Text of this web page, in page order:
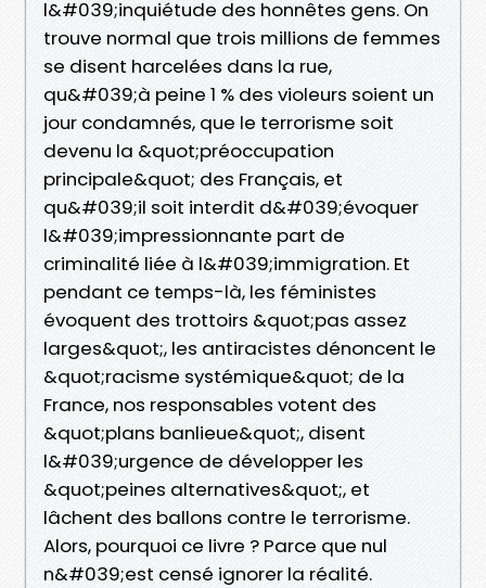
l&#039;inquiétude des honnêtes gens. On
trouve normal que trois millions de femmes
se disent harcelées dans la rue,
qu&#039;à peine 1 % des violeurs soient un
jour condamnés, que le terrorisme soit
devenu la &quot;préoccupation
principale&quot; des Français, et
qu&#039;il soit interdit d&#039;évoquer
l&#039;impressionnante part de
criminalité liée à l&#039;immigration. Et
pendant ce temps-là, les féministes
évoquent des trottoirs &quot;pas assez
larges&quot;, les antiracistes dénoncent le
&quot;racisme systémique&quot; de la
France, nos responsables votent des
&quot;plans banlieue&quot;, disent
l&#039;urgence de développer les
&quot;peines alternatives&quot;, et
lâchent des ballons contre le terrorisme.
Alors, pourquoi ce livre ? Parce que nul
n&#039;est censé ignorer la réalité.